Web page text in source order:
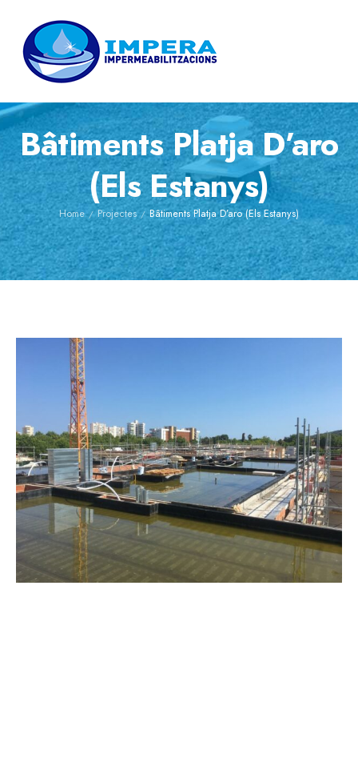
Bâtiments Platja D’aro
(Els Estanys)
Home / Projectes / Bâtiments Platja D’aro (Els Estanys)